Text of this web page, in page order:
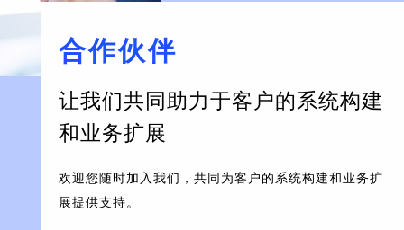
合作伙伴
让我们共同助力于客户的系统构建
和业务扩展
欢迎您随时加入我们，共同为客户的系统构建和业务扩
展提供支持。